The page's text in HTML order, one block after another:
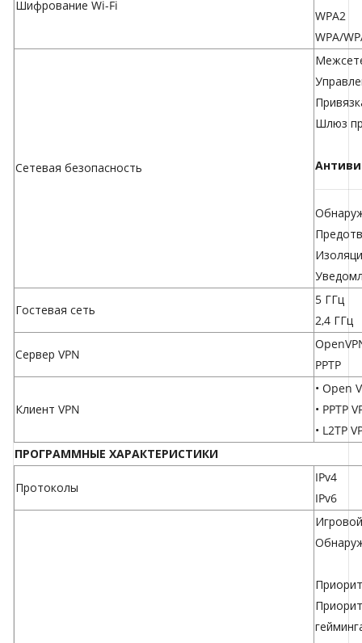
Шифрование Wi-Fi
WPA2
WPA/
Сетевая безопасность
Шлюз
Гостевая сеть
5 ГГц
2,4 ГГц
Сервер VPN
PPTP
Клиент VPN
• Open
• PPTP
• L2TP
ПРОГРАММНЫЕ ХАРАКТЕРИСТИКИ
Протоколы
IPv4
IPv6